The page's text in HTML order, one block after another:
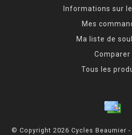
Informations sur
Mes
Ma liste de
Comparer
Tous les
© Copyright 2026 Cycles Beaumier -